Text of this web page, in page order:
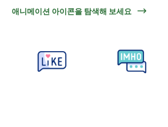
애니메이션 아이콘을 탐색해 보세요